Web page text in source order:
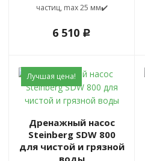
частиц, max 25 мм✔️
6 510 c
Лучшая цена!
Дренажный насос
Steinberg SDW 800
для чистой и грязной
воды